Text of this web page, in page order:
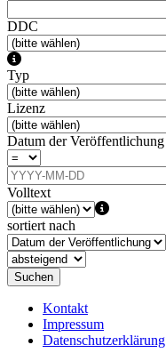
DDC
Typ
Lizenz
Datum der Veröffentlichung
Volltext
sortiert nach
Suchen
Kontakt
Impressum
Datenschutzerklärung